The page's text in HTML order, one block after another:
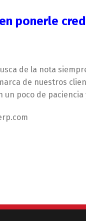
ponerle
de la nota
de nuestros
un poco de